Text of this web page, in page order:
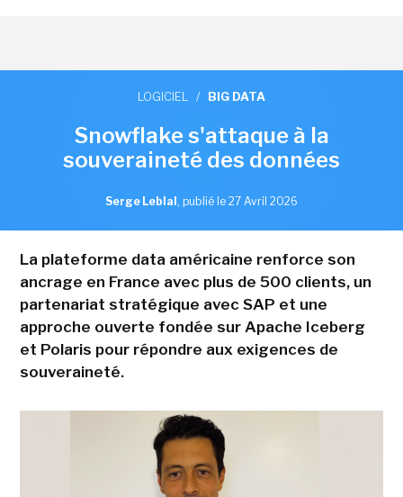
LOGICIEL / BIG DATA
Snowflake s'attaque à la
souveraineté des données
Serge Leblal , publié le 27 Avril 2026
La plateforme data américaine renforce son
ancrage en France avec plus de 500 clients, un
partenariat stratégique avec SAP et une
approche ouverte fondée sur Apache Iceberg
et Polaris pour répondre aux exigences de
souveraineté.